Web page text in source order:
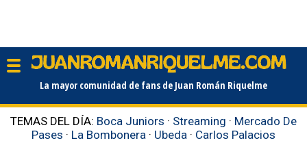
La mayor comunidad de fans de Juan Román Riquelme
TEMAS DEL DÍA: Boca Juniors · Streaming · Mercado De
Pases · La Bombonera · Ubeda · Carlos Palacios